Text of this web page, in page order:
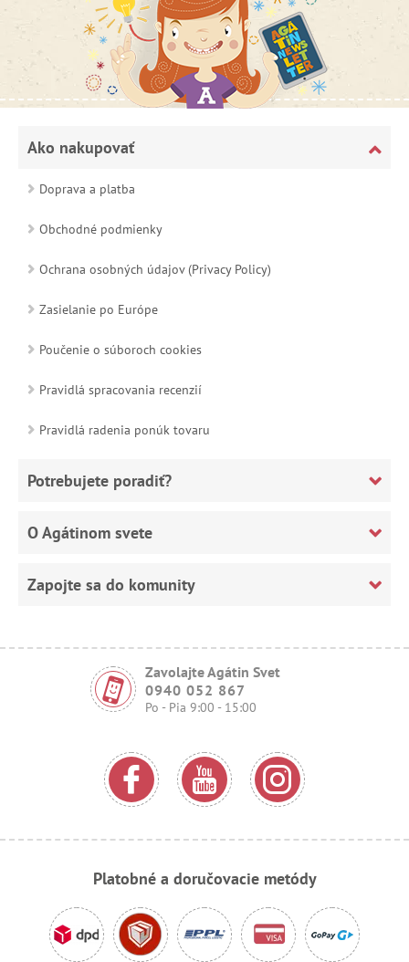
Ako nakupovať
Doprava a platba
Obchodné podmienky
Ochrana osobných údajov (Privacy Policy)
Zasielanie po Európe
Poučenie o súboroch cookies
Pravidlá spracovania recenzií
Pravidlá radenia ponúk tovaru
Potrebujete poradiť?
O Agátinom svete
Zapojte sa do komunity
Zavolajte Agátin Svet
0940 052 867
Po - Pia 9:00 - 15:00
Platobné a doručovacie metódy